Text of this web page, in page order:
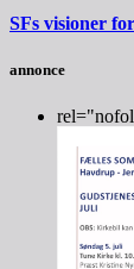
SFs visioner
annonce